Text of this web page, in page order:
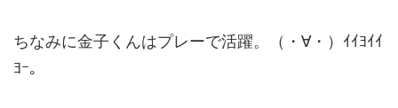
ちなみに金子くんはプレーで活躍。（・∀・）ｲｲﾖｲｲ
ﾖｰ。